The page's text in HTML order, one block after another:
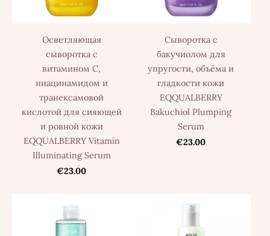
Осветляющая
сыворотка с
витамином С,
ниацинамидом и
транексамовой
кислотой для сияющей
и ровной кожи
EQQUALBERRY Vitamin
Illuminating Serum
€23.00
Сыворотка с
бакучиолом для
упругости, объёма и
гладкости кожи
EQQUALBERRY
Bakuchiol Plumping
Serum
€23.00